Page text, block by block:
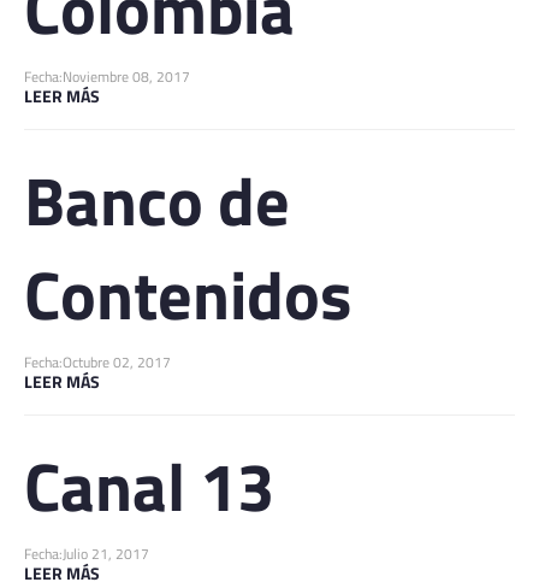
Fecha:Noviembre 08, 2017
LEER MÁS
Banco de
Contenidos
Fecha:Octubre 02, 2017
LEER MÁS
Canal 13
Fecha:Julio 21, 2017
LEER MÁS